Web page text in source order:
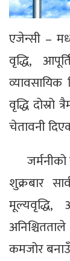
एजेन्सी –
वृद्धि,
व्यावसायिक
वृद्धि दोस्रो
चेतावनी
शुक्रबार
मूल्यवृद्धि,
कमजोर